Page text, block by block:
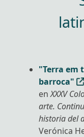
"Terra em
barroca"
enXXXV
arte.
historia del
Verónica